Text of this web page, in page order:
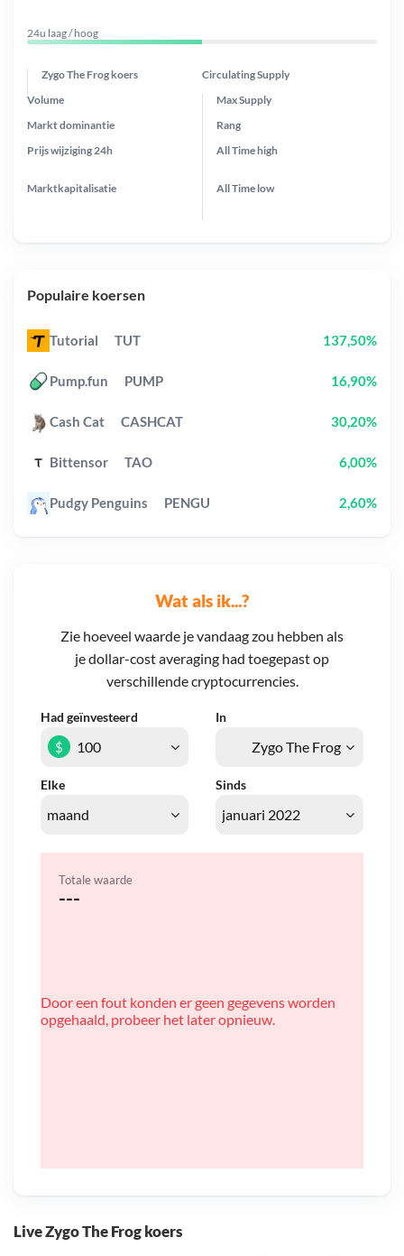
Live Zygo The Frog koers
Wat als ik...?
Zie hoeveel waarde je vandaag zou hebben als
je dollar-cost averaging had toegepast op
verschillende cryptocurrencies.
Had geïnvesteerd In
Elke Sinds
$
Totale waarde
---
Door een fout konden er geen gegevens worden
opgehaald, probeer het later opnieuw.
24u laag / hoog
Zygo The Frog koers Circulating Supply
Prijs wijziging 24h
Max Supply
Markt dominantie
Marktkapitalisatie
Volume
Rang
All Timehigh
All Time low
Populaire koersen
Tutorial TUT 137,50%
Pump.fun PUMP 16,90%
Cash Cat CASHCAT 30,20%
Bittensor TAO 6,00%
Pudgy Penguins PENGU 2,60%